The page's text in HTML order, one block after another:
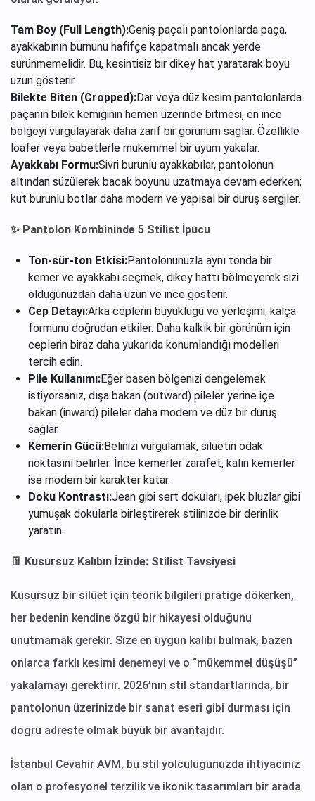
Tam Boy (Full Length):Geniş paçalı pantolonlarda paça,
ayakkabının burnunu hafifçe kapatmalı ancak yerde
sürünmemelidir. Bu, kesintisiz bir dikey hat yaratarak boyu
uzun gösterir.
Bilekte Biten (Cropped):Dar veya düz kesim pantolonlarda
paçanın bilek kemiğinin hemen üzerinde bitmesi, en ince
bölgeyi vurgulayarak daha zarif bir görünüm sağlar. Özellikle
loafer veya babetlerle mükemmel bir uyum yakalar.
Ayakkabı Formu:Sivri burunlu ayakkabılar, pantolonun
altından süzülerek bacak boyunu uzatmaya devam ederken;
küt burunlu botlar daha modern ve yapısal bir duruş sergiler.
✨ Pantolon Kombininde 5 Stilist İpucu
Ton-sür-ton Etkisi:Pantolonunuzla aynı tonda bir
kemer ve ayakkabı seçmek, dikey hattı bölmeyerek sizi
olduğunuzdan daha uzun ve ince gösterir.
Cep Detayı:Arka ceplerin büyüklüğü ve yerleşimi, kalça
formunu doğrudan etkiler. Daha kalkık bir görünüm için
ceplerin biraz daha yukarıda konumlandığı modelleri
tercih edin.
Pile Kullanımı:Eğer basen bölgenizi dengelemek
istiyorsanız, dışa bakan (outward) pileler yerine içe
bakan (inward) pileler daha modern ve düz bir duruş
sağlar.
Kemerin Gücü:Belinizi vurgulamak, silüetin odak
noktasını belirler. İnce kemerler zarafet, kalın kemerler
ise modern bir karakter katar.
Doku Kontrastı:Jean gibi sert dokuları, ipek bluzlar gibi
yumuşak dokularla birleştirerek stilinizde bir derinlik
yaratın.
👖 Kusursuz Kalıbın İzinde: Stilist Tavsiyesi
Kusursuz bir silüet için teorik bilgileri pratiğe dökerken,
her bedenin kendine özgü bir hikayesi olduğunu
unutmamak gerekir. Size en uygun kalıbı bulmak, bazen
onlarca farklı kesimi denemeyi ve o “mükemmel düşüşü”
yakalamayı gerektirir. 2026’nın stil standartlarında, bir
pantolonun üzerinizde bir sanat eseri gibi durması için
doğru adreste olmak büyük bir avantajdır.
İstanbul Cevahir AVM, bu stil yolculuğunuzda ihtiyacınız
olan o profesyonel terzilik ve ikonik tasarımları bir arada